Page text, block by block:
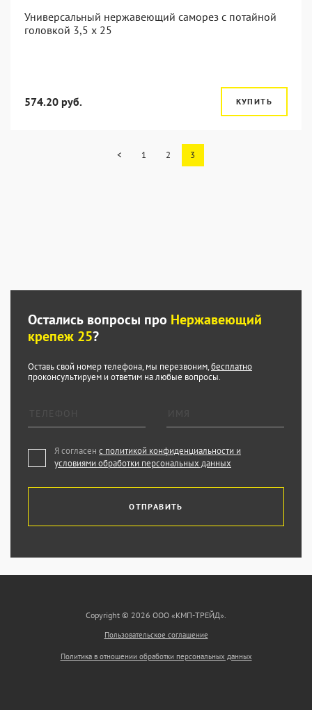
Универсальный нержавеющий саморез с потайной
головкой 3,5 x 25
574.20 руб. КУПИТЬ
< 1 2 3
Остались вопросы про Нержавеющий
крепеж 25?
Оставь свой номер телефона, мы перезвоним,бесплатно
проконсультируем и ответим на любые вопросы.
Я согласен с политикой конфиденциальности и
условиями обработки персональных данных
ОТПРАВИТЬ
Copyright © 2026 ООО «КМП-ТРЕЙД».
Пользовательское соглашение
Политика в отношении обработки персональных данных